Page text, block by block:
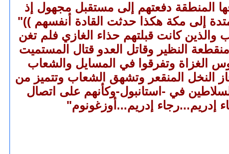
المنطقة دفعتهم إلى مستقبل مجهول إذ
إلى مكة هكذا حدثت القادة أنفسهم ))"
والذين كانت قبلتهم حذاء الغازي فلم تغن
النظير وقاتل العدو قتال المستميت
الغزاة وتفرقوا في المسايل والشعاب
النخل المنقعر وتشهق الشعاب وتتميز من
في -استانبول-وكأنهم على اتصال
إدريم...رجاء إدريم...أوزغونوم"